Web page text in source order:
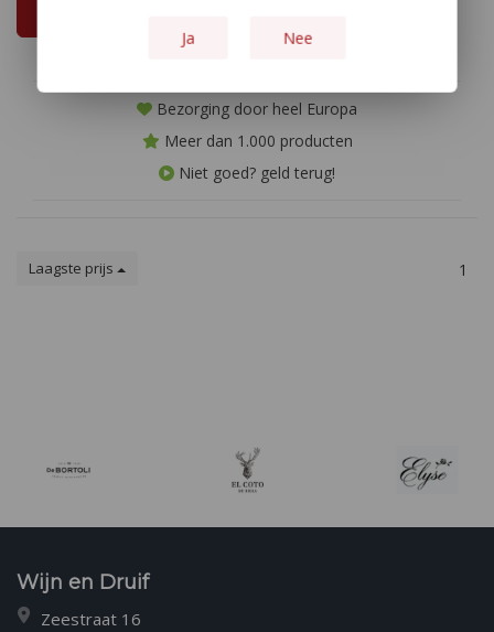
Bezorging door heel Europa
Meer dan 1.000 producten
Niet goed? geld terug!
Laagste prijs 1
Wijn en Druif
Zeestraat 16
Ja Nee